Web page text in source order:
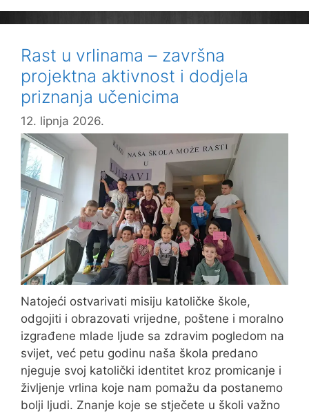
dodjele
priznanja
kraju
nastavne
godine
Rast u vrlinama – završna
projektna aktivnost i dodjela
priznanja učenicima
12. lipnja 2026.
Natojeći ostvarivati misiju katoličke škole,
odgojiti i obrazovati vrijedne, poštene i moralno
izgrađene mlade ljude sa zdravim pogledom na
svijet, već petu godinu naša škola predano
njeguje svoj katolički identitet kroz promicanje i
življenje vrlina koje nam pomažu da postanemo
bolji ljudi. Znanje koje se stječete u školi važno